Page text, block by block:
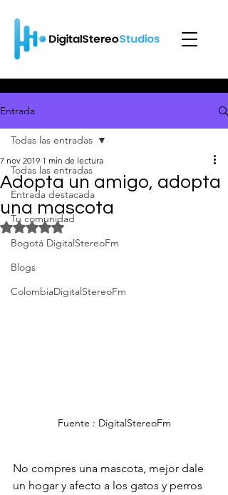
Entrada
Todas las entradas
Entrada destacada
Tu comunidad
Bogotá DigitalStereoFm
Blogs
ColombiaDigitalStereoFm
Todas las entradas
Adopta un amigo, adopta
una mascota
7 nov 2019 1 min de lectura
Obtuvo NaN de 5 estrellas.
Fuente : DigitalStereoFm
No compres una mascota, mejor dale
un hogar y afecto a los gatos y perros